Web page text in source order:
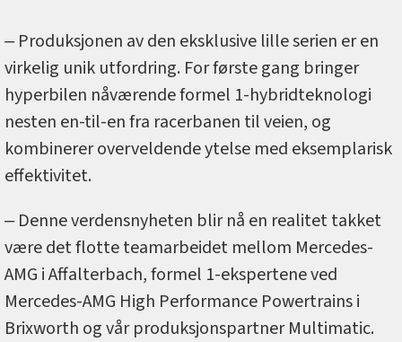
‒ Produksjonen av den eksklusive lille serien er en
virkelig unik utfordring. For første gang bringer
hyperbilen nåværende formel 1-hybridteknologi
nesten en-til-en fra racerbanen til veien, og
kombinerer overveldende ytelse med eksemplarisk
effektivitet.
‒ Denne verdensnyheten blir nå en realitet takket
være det flotte teamarbeidet mellom Mercedes-
AMG i Affalterbach, formel 1-ekspertene ved
Mercedes-AMG High Performance Powertrains i
Brixworth og vår produksjonspartner Multimatic.